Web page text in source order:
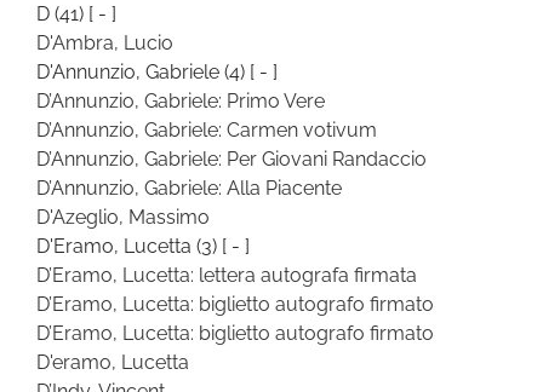
D (41) [ - ]
D'Ambra, Lucio
D'Annunzio, Gabriele (4) [ - ]
D’Annunzio, Gabriele: Primo Vere
D’Annunzio, Gabriele: Carmen votivum
D’Annunzio, Gabriele: Per Giovani Randaccio
D’Annunzio, Gabriele: Alla Piacente
D'Azeglio, Massimo
D'Eramo, Lucetta (3) [ - ]
D’Eramo, Lucetta: lettera autografa firmata
D’Eramo, Lucetta: biglietto autografo firmato
D’Eramo, Lucetta: biglietto autografo firmato
D'eramo, Lucetta